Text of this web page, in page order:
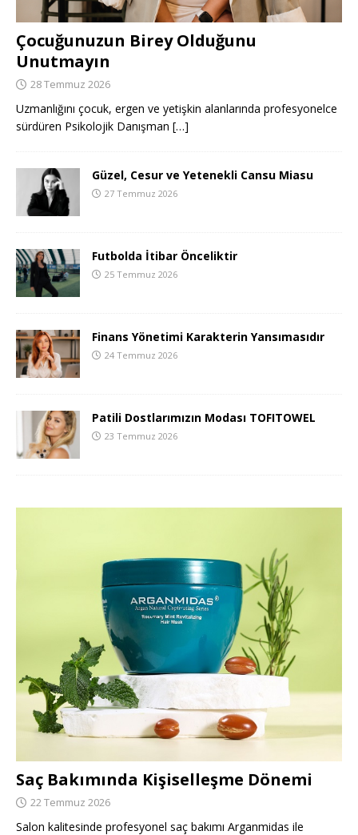
Çocuğunuzun Birey Olduğunu
Unutmayın
28 Temmuz 2026
Uzmanlığını çocuk, ergen ve yetişkin alanlarında profesyonelce
sürdüren Psikolojik Danışman […]
Güzel, Cesur ve Yetenekli Cansu Miasu
27 Temmuz 2026
Futbolda İtibar Önceliktir
25 Temmuz 2026
Finans Yönetimi Karakterin Yansımasıdır
24 Temmuz 2026
Patili Dostlarımızın Modası TOFITOWEL
23 Temmuz 2026
Saç Bakımında Kişiselleşme Dönemi
22 Temmuz 2026
Salon kalitesinde profesyonel saç bakımı Arganmidas ile